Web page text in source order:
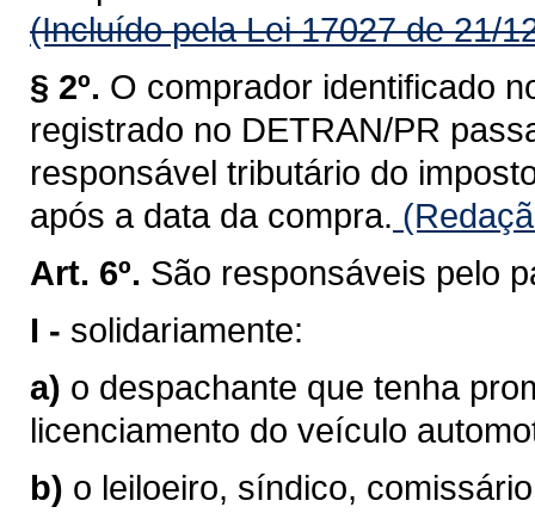
(Incluído pela Lei 17027 de 21/
§ 2º. O comprador identificado
registrado no DETRAN/PR
responsável tributário do
após a data da compra.
Art. 6º. São responsáveis pelo
I - solidariamente:
a) o despachante que tenha
licenciamento do veículo
b) o leiloeiro, síndico,